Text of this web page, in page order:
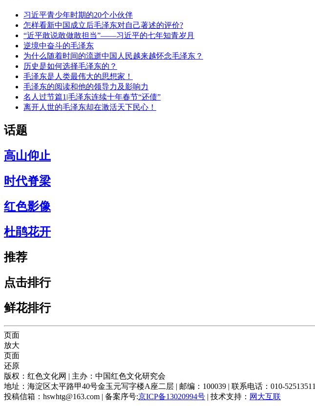
习近平青少年时期的20个小伙伴
怎样看新中国成立后毛泽东对自己著述的评价?
“近平敢说敢做敢担当”——习近平的七年知青岁月
逆境中奋斗的毛泽东
为什么随着时间的流逝中国人民越来越怀念毛泽东？
历史是如何选择毛泽东的？
毛泽东是人类最伟大的思想家！
毛泽东的阅读和他的领导力及影响力
名人过节篇1|毛泽东连续十年春节“还债”
离开人世的毛泽东却在激活天下民心！
话题
高山仰止
时代脊梁
红色影像
杜鹃花开
推荐
点击排行
鲜花排行
页面
放大
页面
还原
版权：红色文化网 | 主办：中国红色文化研究会
地址：海淀区太平路甲40号金玉元写字楼A座二层 | 邮编：100039 | 联系电话：010-52513511
投稿信箱：hswhtg@163.com | 备案序号:京ICP备13020994号 | 技术支持： 网大互联